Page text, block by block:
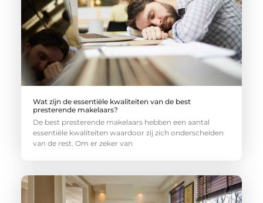
Wat zijn de essentiële kwaliteiten van de best
presterende makelaars?
De best presterende makelaars hebben een aantal
essentiële kwaliteiten waardoor zij zich onderscheiden
van de rest. Om er zeker van